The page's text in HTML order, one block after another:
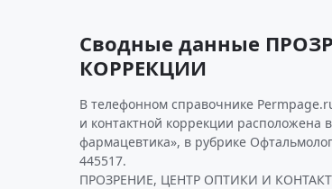
Сводные данные
КОРРЕКЦИИ
В телефонном справочнике
и контактной коррекции расположена
фармацевтика», в рубрике
445517.
ПРОЗРЕНИЕ, ЦЕНТР ОПТИКИ И